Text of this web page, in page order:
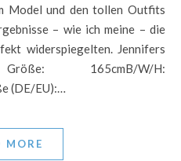
Model und den tollen Outfits
– wie ich meine – die
widerspiegelten. Jennifers
165cmB/W/H:
(DE/EU):…
MORE